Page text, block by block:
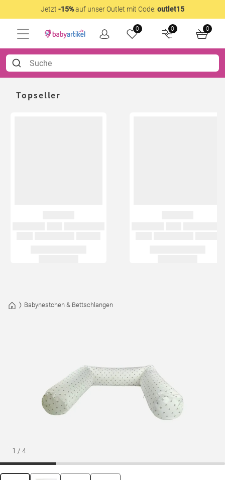
Jetzt -15%auf unser Outlet mit Code: outlet15
0 0 0
Topseller
Babynestchen & Bettschlangen
1 / 4